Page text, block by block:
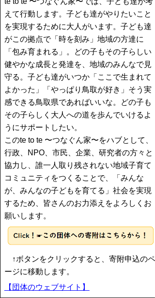
えて行動します。子ども達がやりたいこと
を実現するために大人がいます。子ども達
がこの拠点で「時を刻み」地域の方達に
「包み育まれる」。どの子もその子らしい
健やかな成長と発達を、地域のみんなで見
守る。子ども達がいつか「ここで生まれて
よかった」「やっぱり鳥取が好き」そう実
感できる鳥取県であればいいな。どの子も
その子らしく大人への道を歩んでいけるよ
うにサポートしたい。
このte to te 〜つなぐん家〜をハブとして、
行政、NPO、市民、企業、研究者の方々と
協力し、誰一人取り残されない地域子育て
コミュニティをつくることで、「みんな
が、みんなの子どもを育てる」社会を実現
するため、皆さんのお力添えをよろしくお
願いします。
↑ボタンをクリックすると、寄附申込のペ
ージに移動します。
【団体のウェブサイト】